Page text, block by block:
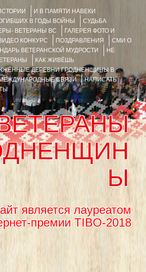
И В ПАМЯТИ НАВЕКИ
В ГОДЫ ВОЙНЫ
СУДЬБА
ВЕТЕРАНЫ ВС
ГАЛЕРЕЯ ФОТО И
КОНКУРС ПОЗДРАВЛЕНИЯ
СМИ О
ВЕТЕРАНСКОЙ МУДРОСТИ
НЕ
КАК ЖИВЁШЬ
ДЕРЕВНИ ГРОДНЕНЩИНЫ В
СВЯЗИ
НАПИСАТЬ
Ы
является лауреатом
премии TIBO-2018